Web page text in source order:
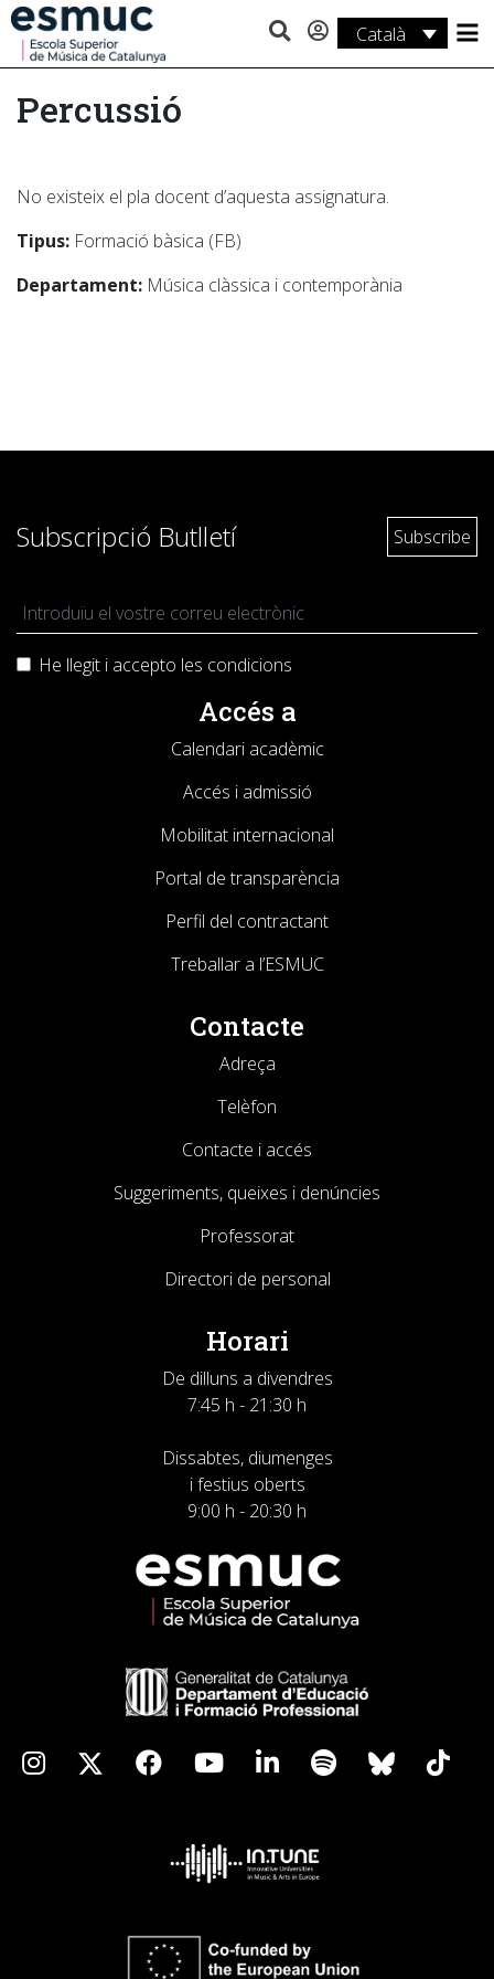
Català
Estudis
Recerca
Percussió
No existeix el pla docent d’aquesta assignatura.
Tipus: Formació bàsica (FB)
Departament: Música clàssica i contemporània
Subscripció Butlletí
He llegit i accepto les condicions
Accés a
Calendari acadèmic
Accés i admissió
Mobilitat internacional
Portal de transparència
Perfil del contractant
Treballar a l’ESMUC
Contacte
Adreça
Telèfon
Contacte i accés
Suggeriments, queixes i denúncies
Professorat
Directori de personal
Horari
De dilluns a divendres
7:45 h - 21:30 h
Dissabtes, diumenges
i festius oberts
9:00 h - 20:30 h